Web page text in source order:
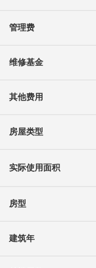
管理费
维修基金
其他费用
房屋类型
实际使用面积
房型
建筑年